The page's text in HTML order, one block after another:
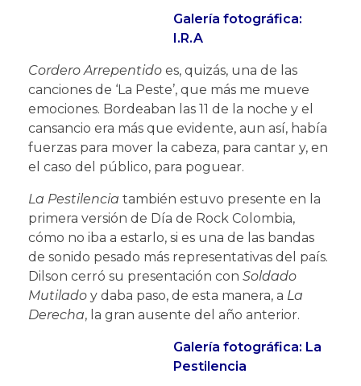
Galería fotográfica:
I.R.A
Cordero Arrepentido es, quizás, una de las
canciones de ‘La Peste’, que más me mueve
emociones. Bordeaban las 11 de la noche y el
cansancio era más que evidente, aun así, había
fuerzas para mover la cabeza, para cantar y, en
el caso del público, para poguear.
La Pestilencia también estuvo presente en la
primera versión de Día de Rock Colombia,
cómo no iba a estarlo, si es una de las bandas
de sonido pesado más representativas del país.
Dilson cerró su presentación con Soldado
Mutilado y daba paso, de esta manera, a La
Derecha, la gran ausente del año anterior.
Galería fotográfica: La
Pestilencia